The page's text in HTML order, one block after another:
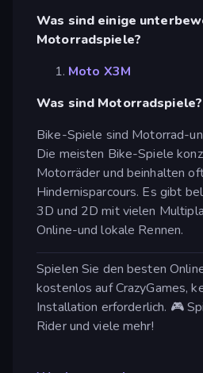
Was sind einige
Motorradspiele?
Moto X3M
Was sind Motorradspiele?
Bike-Spiele sind Motorrad-
Die meisten Bike-Spiele
Motorräder und beinhalten
Hindernisparcours. Es gibt
3D und 2D mit vielen
Online-und lokale Rennen.
Spielen Sie den besten
kostenlos auf CrazyGames,
Installation erforderlich. 🎮
Rider und viele mehr!